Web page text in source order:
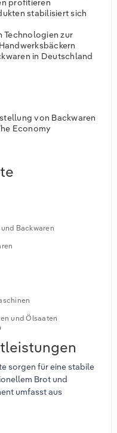
profitieren
stabilisiert sich
Technologien zur
in Deutschland
von Backwaren
Economy
Backwaren
und Ölsaaten
sorgen für eine stabile
Brot und
umfasst aus